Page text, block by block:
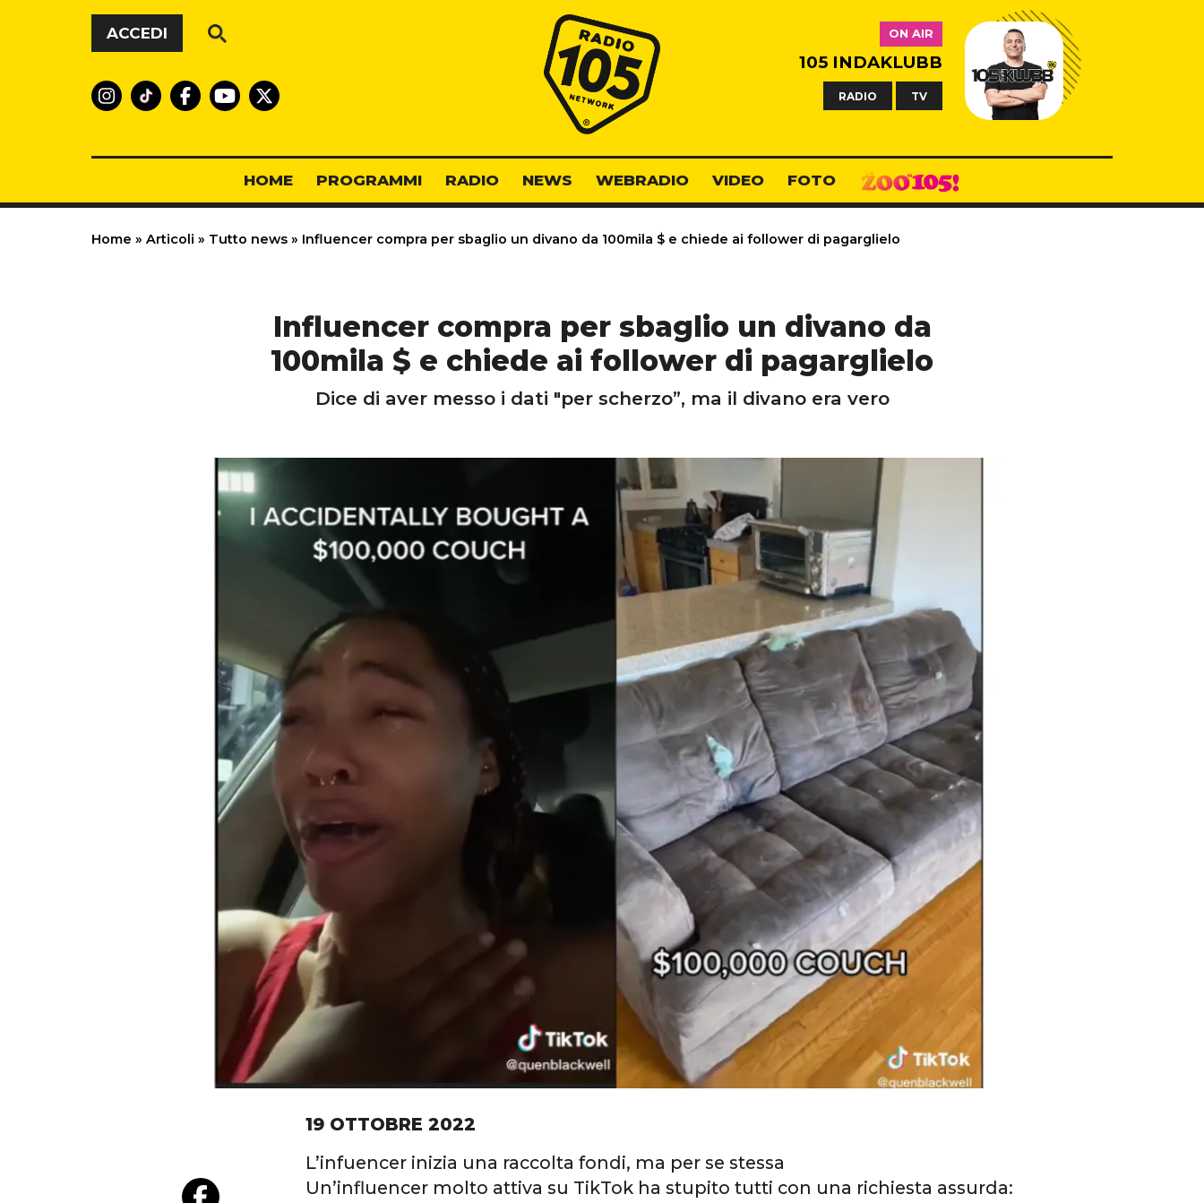
Vai al contenuto
ACCEDI
Radio 105
ON AIR
105 INDAKLUBB
RADIO TV
HOME PROGRAMMI RADIO NEWS WEBRADIO VIDEO FOTO
Home » Articoli » Tutto news » Influencer compra per sbaglio un divano da 100mila $ e chiede ai follower di pagarglielo
Influencer compra per sbaglio un divano da
100mila $ e chiede ai follower di pagarglielo
Dice di aver messo i dati "per scherzo”, ma il divano era vero
19 OTTOBRE 2022
L’infuencer inizia una raccolta fondi, ma per se stessa
Un’influencer molto attiva su TikTok ha stupito tutti con una richiesta assurda: